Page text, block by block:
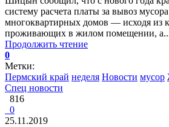
систему расчета платы за вывоз
многоквартирных домов — исходя из
проживающих в жилом помещении,
Продолжить чтение
0
Метки:
Пермский край неделя Новости мусор
Спец новости
816
0
25.11.2019